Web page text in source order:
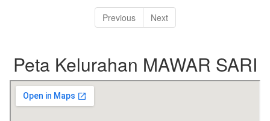
Previous Next
Peta Kelurahan MAWAR SARI